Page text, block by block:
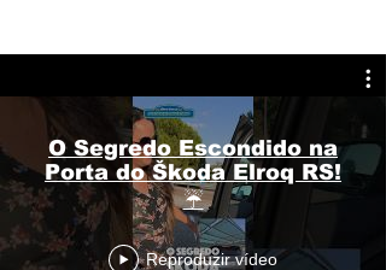
O Segredo Escondido na
Porta do Škoda Elroq RS!
☔
Reproduzir vídeo